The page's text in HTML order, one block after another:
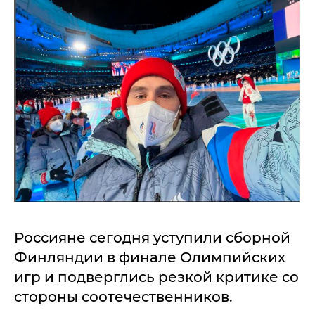
Россияне сегодня уступили сборной
Финляндии в финале Олимпийских
игр и подверглись резкой критике со
стороны соотечественников.